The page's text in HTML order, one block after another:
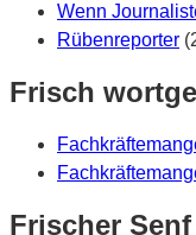
Wenn
Rübenreporter
Frisch
Frischer